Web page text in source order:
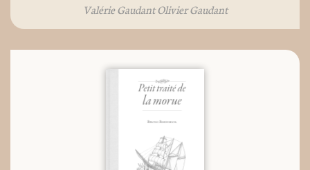
Valérie Gaudant Olivier Gaudant